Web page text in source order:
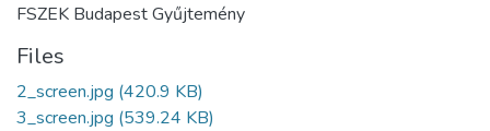
FSZEK Budapest Gyűjtemény
Files
2_screen.jpg (420.9 KB)
3_screen.jpg (539.24 KB)